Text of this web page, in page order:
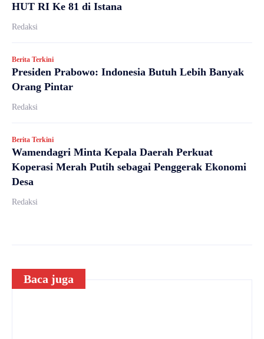
HUT RI Ke 81 di Istana
Redaksi
Berita Terkini
Presiden Prabowo: Indonesia Butuh Lebih Banyak
Orang Pintar
Redaksi
Berita Terkini
Wamendagri Minta Kepala Daerah Perkuat
Koperasi Merah Putih sebagai Penggerak Ekonomi
Desa
Redaksi
Baca juga